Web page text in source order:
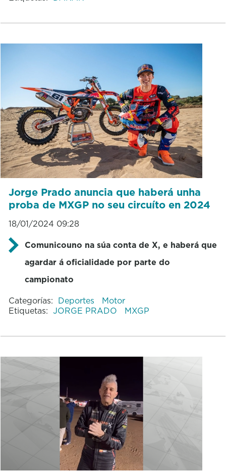
Jorge Prado anuncia que haberá unha
proba de MXGP no seu circuíto en 2024
18/01/2024 09:28
Comunicouno na súa conta de X, e haberá que
agardar á oficialidade por parte do
campionato
Categorías: Deportes
Motor
Etiquetas: JORGE PRADO MXGP